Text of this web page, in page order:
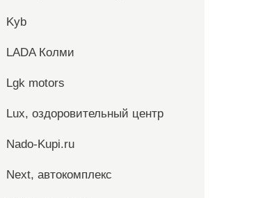
Kyb
LADA Колми
Lgk motors
Lux, оздоровительный центр
Nado-Kupi.ru
Next, автокомплекс